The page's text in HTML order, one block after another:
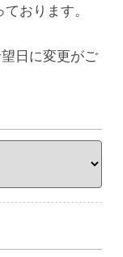
おります。
日に変更がご